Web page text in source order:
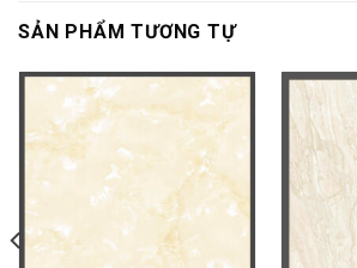
SẢN PHẨM TƯƠNG TỰ